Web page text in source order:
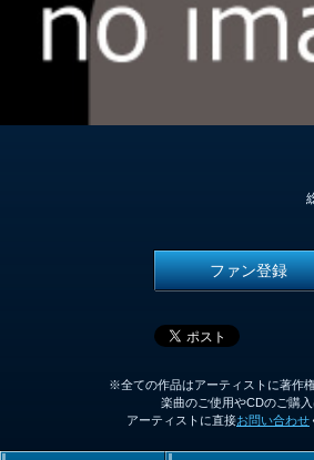
ファン登録
※全ての作品はアーティストに著作権
楽曲のご使用やCDのご購入
アーティストに直接お問い合わせ